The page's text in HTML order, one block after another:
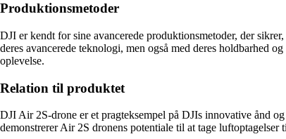
Produktionsmetoder
DJI er kendt for sine avancerede produktionsmetoder, der
deres avancerede teknologi, men også med deres holdbarhed
oplevelse.
Relation til produktet
DJI Air 2S-drone er et pragteksempel på DJIs innovative ånd
demonstrerer Air 2S dronens potentiale til at tage